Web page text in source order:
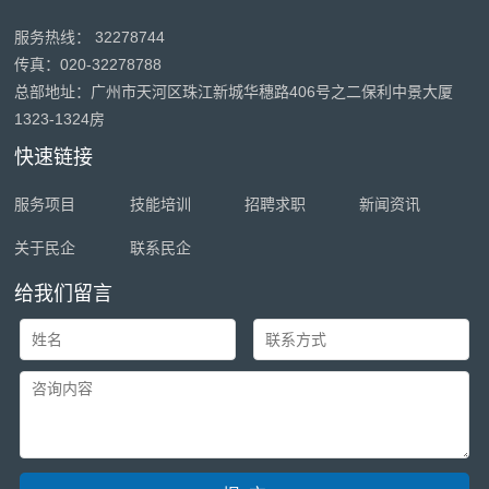
服务热线： 32278744
传真：020-32278788
总部地址：广州市天河区珠江新城华穗路406号之二保利中景大厦
1323-1324房
快速链接
服务项目 技能培训 招聘求职 新闻资讯
关于民企 联系民企
给我们留言